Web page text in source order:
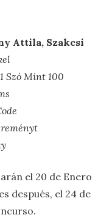
Attila, Szakcsi
1 Szó Mint 100
el 20 de Enero
después, el 24 de